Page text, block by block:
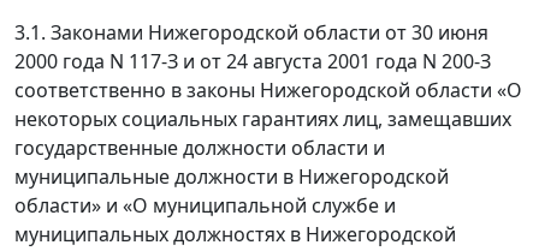
3.1. Законами Нижегородской области от 30 июня
2000 года N 117-З и от 24 августа 2001 года N 200-З
соответственно в законы Нижегородской области «О
некоторых социальных гарантиях лиц, замещавших
государственные должности области и
муниципальные должности в Нижегородской
области» и «О муниципальной службе и
муниципальных должностях в Нижегородской